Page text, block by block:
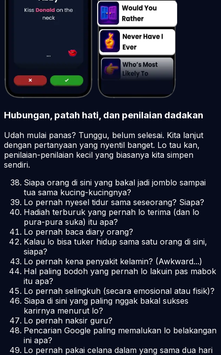
Hubungan, patah hati, dan penilaian dadakan
Udah mulai panas? Tunggu, belum selesai. Kita lanjut
dengan pertanyaan yang nyentil banget. Lo tau kan,
penilaian-penilaian kecil yang biasanya kita simpen
sendiri.
Siapa orang di sini yang bakal jadi jomblo sampai
tua sama kucing-kucingnya?
Lo pernah nyesel tidur sama seseorang? Siapa?
Hadiah terburuk yang pernah lo terima (dan lo
pura-pura suka) itu apa?
Lo pernah baca diary orang?
Kalau lo bisa tuker hidup sama satu orang di sini,
siapa?
Lo pernah kena penyakit kelamin? (Awkward...)
Hal paling bodoh yang pernah lo lakuin pas mabok
itu apa?
Lo pernah selingkuh (secara emosional atau fisik)?
Siapa di sini yang paling nggak bakal sukses
karirnya menurut lo?
Lo pernah naksir guru?
Pencarian Google paling memalukan lo belakangan
ini apa?
Lo pernah pakai celana dalam yang sama dua hari